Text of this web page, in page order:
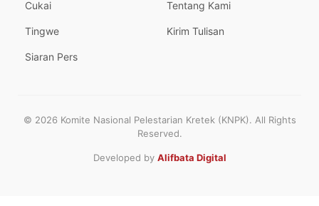
Cukai
Tingwe
Siaran Pers
Tentang Kami
Kirim Tulisan
© 2026 Komite Nasional Pelestarian Kretek (KNPK). All Rights
Reserved.
Developed by Alifbata Digital